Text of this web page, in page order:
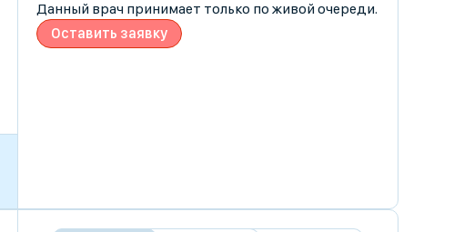
Данный врач принимает только по живой очереди.
Оставить заявку